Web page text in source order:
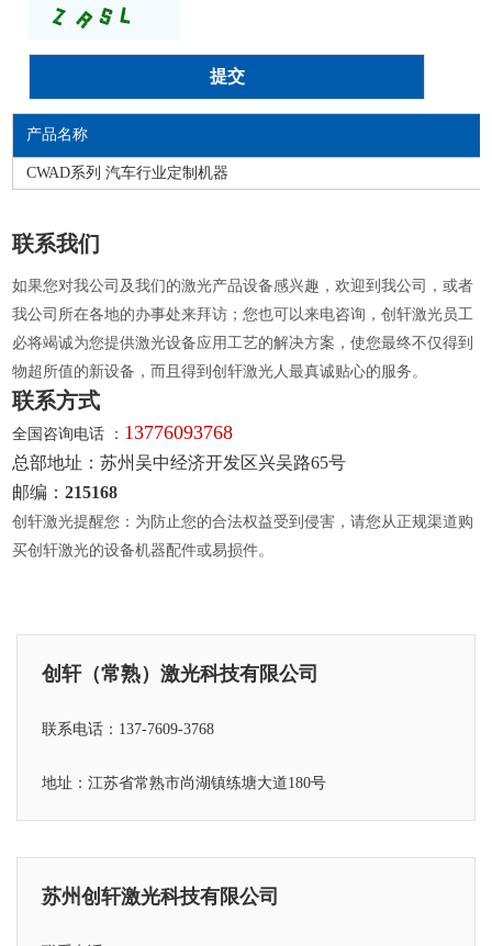
产品名称
CWAD系列 汽车行业定制机器
联系我们
如果您对我公司及我们的激光产品设备感兴趣，欢迎到我公司，或者
我公司所在各地的办事处来拜访；您也可以来电咨询，创轩激光员工
必将竭诚为您提供激光设备应用工艺的解决方案，使您最终不仅得到
物超所值的新设备，而且得到创轩激光人最真诚贴心的服务。
联系方式
全国咨询电话 ： 13776093768
总部地址：苏州吴中经济开发区兴吴路65号
邮编：215168
创轩激光提醒您：为防止您的合法权益受到侵害，请您从正规渠道购
买创轩激光的设备机器配件或易损件。
创轩（常熟）激光科技有限公司
联系电话：137-7609-3768
地址：江苏省常熟市尚湖镇练塘大道180号
苏州创轩激光科技有限公司